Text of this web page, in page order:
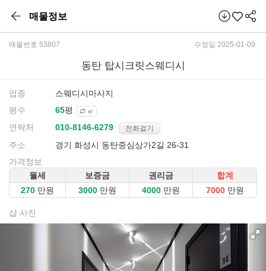
매물정보
매물번호 53807 수정일 2025-01-09
동탄 탑시크릿스웨디시
업종
스웨디시마사지
평수
평 ㎡
연락처 전화걸기
주소
경기 화성시 동탄중심상가2길 26-31
가격정보
월세
보증금 권리금
합계
만원
만원 만원 만원
샵 사진